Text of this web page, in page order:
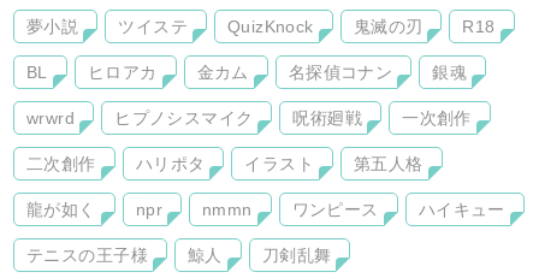
夢小説 ツイステ QuizKnock 鬼滅の刃 R18
BL ヒロアカ 金カム 名探偵コナン 銀魂
wrwrd ヒプノシスマイク 呪術廻戦 一次創作
二次創作 ハリポタ イラスト 第五人格
龍が如く npr nmmn ワンピース ハイキュー
テニスの王子様 鯨人 刀剣乱舞